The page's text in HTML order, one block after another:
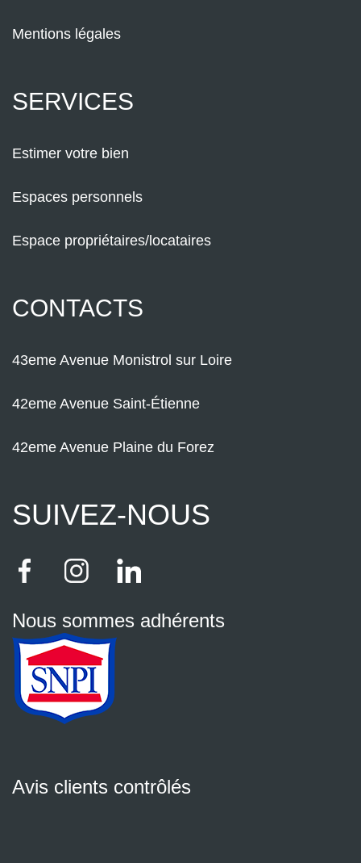
Mentions légales
SERVICES
Estimer votre bien
Espaces personnels
Espace propriétaires/locataires
CONTACTS
43eme Avenue Monistrol sur Loire
42eme Avenue Saint-Étienne
42eme Avenue Plaine du Forez
SUIVEZ-NOUS
Nous sommes adhérents
Avis clients contrôlés